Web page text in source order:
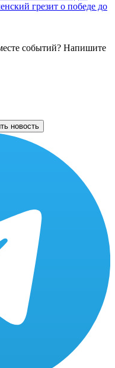
грезит о победе до
событий? Напишите
новость